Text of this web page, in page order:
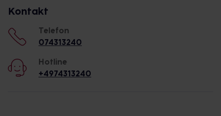
Kontakt
Telefon
074313240
Hotline
+4974313240